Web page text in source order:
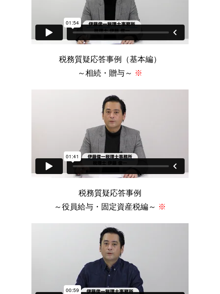
税務質疑応答事例（基本編）
～相続・贈与～ ※
税務質疑応答事例
～役員給与・固定資産税編～ ※